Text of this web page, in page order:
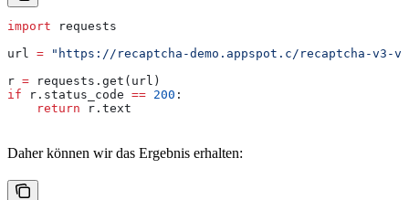
import requests
url = "https://recaptcha-demo.appspot.c/recaptcha-v3-
r = requests.get(url)
if r.status_code == 200 :
    return
r.text
Daher können wir das Ergebnis erhalten: